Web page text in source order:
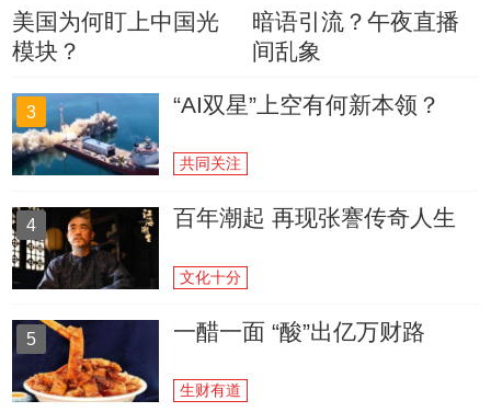
美国为何盯上中国光
模块？
暗语引流？午夜直播
间乱象
3 “AI双星”上空有何新本领？
共同关注
4 百年潮起 再现张謇传奇人生
文化十分
5 一醋一面 “酸”出亿万财路
生财有道